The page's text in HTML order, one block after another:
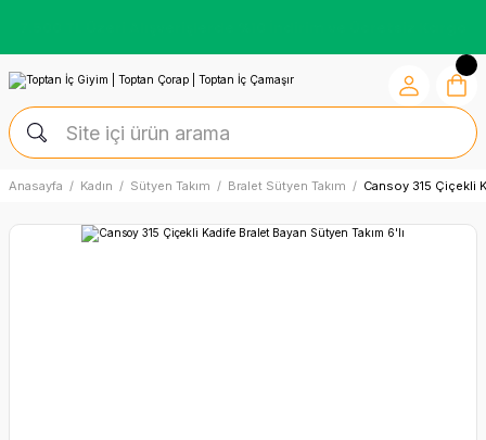
Anasayfa Kadın Sütyen Takım Bralet Sütyen Takım Cansoy 315 Çiçekli